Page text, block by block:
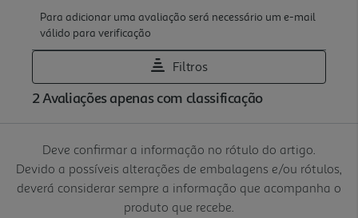
Deve confirmar a informação no rótulo do artigo.
Devido a possíveis alterações de embalagens e/ou rótulos,
deverá considerar sempre a informação que acompanha o
produto que recebe.